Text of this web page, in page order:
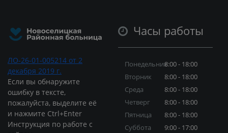
ЛО-26-01-005214 от 2
декабря 2019 г.
Если вы обнаружите
ошибку в тексте,
пожалуйста, выделите её
и нажмите Ctrl+Enter
Инструкция по работе с
Часы работы
Понедельник
Вторник
Среда
Четверг
Пятница
Суббота
8:00 - 18:00
8:00 - 18:00
8:00 - 18:00
8:00 - 18:00
8:00 - 18:00
9:00 - 17:00